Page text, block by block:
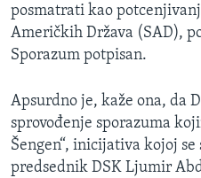
posmatrati kao
Američkih Država (SAD),
Sporazum potpisan.
Apsurdno je, kaže ona, da
sprovođenje sporazuma
Šengen“, inicijativa kojoj
predsednik DSK Ljumir